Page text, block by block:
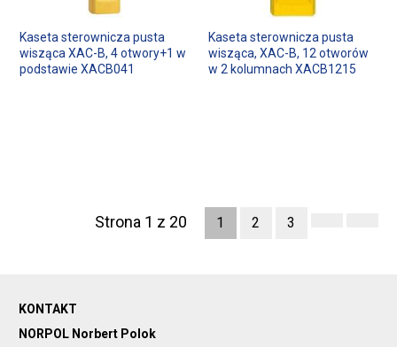
Kaseta sterownicza pusta
wisząca XAC-B, 4 otwory+1 w
podstawie XACB041
Kaseta sterownicza pusta
wisząca, XAC-B, 12 otworów
w 2 kolumnach XACB1215
Strona 1 z 20 1 2 3
KONTAKT
NORPOL Norbert Polok